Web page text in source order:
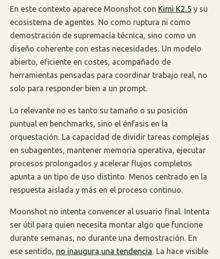
En este contexto aparece Moonshot con Kimi K2.5 y su
ecosistema de agentes. No como ruptura ni como
demostración de supremacía técnica, sino como un
diseño coherente con estas necesidades. Un modelo
abierto, eficiente en costes, acompañado de
herramientas pensadas para coordinar trabajo real, no
solo para responder bien a un prompt.
Lo relevante no es tanto su tamaño o su posición
puntual en benchmarks, sino el énfasis en la
orquestación. La capacidad de dividir tareas complejas
en subagentes, mantener memoria operativa, ejecutar
procesos prolongados y acelerar flujos completos
apunta a un tipo de uso distinto. Menos centrado en la
respuesta aislada y más en el proceso continuo.
Moonshot no intenta convencer al usuario final. Intenta
ser útil para quien necesita montar algo que funcione
durante semanas, no durante una demostración. En
ese sentido, no inaugura una tendencia. La hace visible